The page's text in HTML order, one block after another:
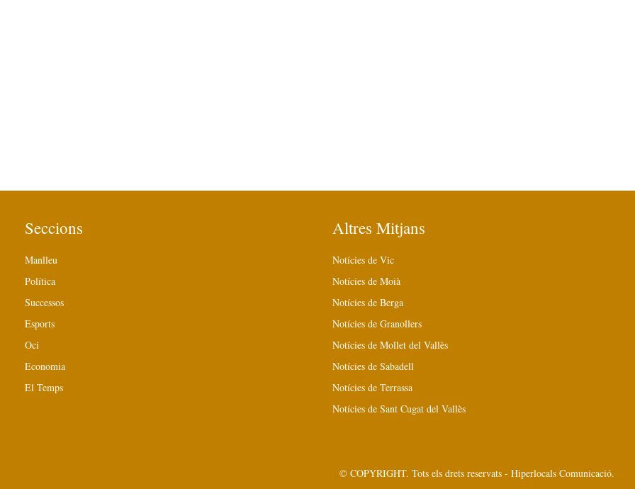
Seccions
Manlleu
Política
Successos
Esports
Oci
Economia
El Temps
Altres Mitjans
Notícies de Vic
Notícies de Moià
Notícies de Berga
Notícies de Granollers
Notícies de Mollet del Vallès
Notícies de Sabadell
Notícies de Terrassa
Notícies de Sant Cugat del Vallès
© COPYRIGHT. Tots els drets reservats - Hiperlocals Comunicació.